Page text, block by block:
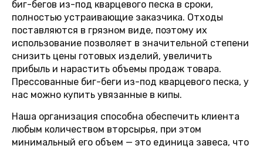
биг-бегов из-под кварцевого песка в сроки,
полностью устраивающие заказчика. Отходы
поставляются в грязном виде, поэтому их
использование позволяет в значительной степени
снизить цены готовых изделий, увеличить
прибыль и нарастить объемы продаж товара.
Прессованные биг-беги из-под кварцевого песка, у
нас можно купить увязанные в кипы.
Наша организация способна обеспечить клиента
любым количеством вторсырья, при этом
минимальный его объем — это единица завеса, что